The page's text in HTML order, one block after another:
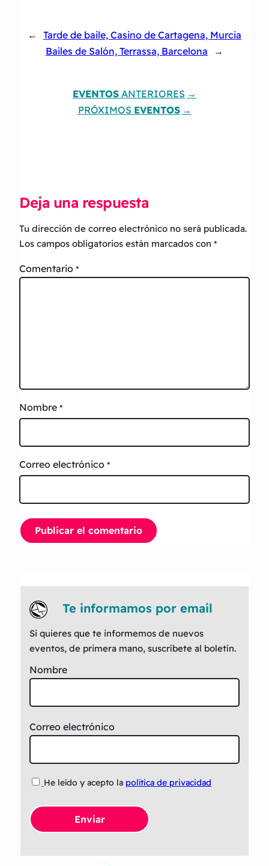
←
Tarde de baile, Casino de Cartagena, Murcia
Bailes de Salón, Terrassa, Barcelona
→
EVENTOS ANTERIORES
PRÓXIMOS EVENTOS
Deja una respuesta
Tu dirección de correo electrónico no será publicada.
Los campos obligatorios están marcados con *
Comentario *
Nombre *
Correo electrónico *
Te informamos por email
Si quieres que te informemos de nuevos
eventos, de primera mano, suscríbete al boletín.
Nombre
Correo electrónico
He leído y acepto la política de privacidad